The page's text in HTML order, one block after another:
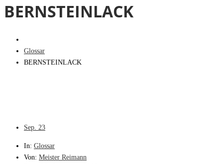
BERNSTEINLACK
Glossar
BERNSTEINLACK
Sep. 23
In: Glossar
Von: Meister Reimann